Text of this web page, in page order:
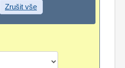
Zrušit vše